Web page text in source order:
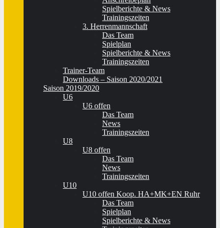
Spielberichte & News
Trainingszeiten
3. Herrenmannschaft
Das Team
Spielplan
Spielberichte & News
Trainingszeiten
Trainer-Team
Downloads – Saison 2020/2021
Saison 2019/2020
U6
U6 offen
Das Team
News
Trainingszeiten
U8
U8 offen
Das Team
News
Trainingszeiten
U10
U10 offen Koop. HA+MK+EN Ruhr
Das Team
Spielplan
Spielberichte & News